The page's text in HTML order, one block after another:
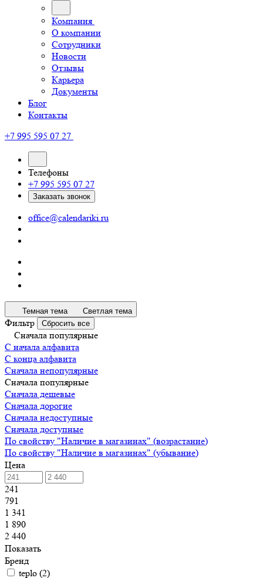
Компания
О компании
Сотрудники
Новости
Отзывы
Карьера
Документы
Блог
Контакты
+7 995 595 07 27
Телефоны
+7 995 595 07 27
Заказать звонок
office@calendariki.ru
Темная тема Светлая тема
Фильтр Сбросить все
Сначала популярные
С начала алфавита
С конца алфавита
Сначала непопулярные
Сначала популярные
Сначала дешевые
Сначала дорогие
Сначала недоступные
Сначала доступные
По свойству "Наличие в магазинах" (возрастание)
По свойству "Наличие в магазинах" (убывание)
Цена
241
791
1 341
1 890
2 440
Показать
Бренд
teplo (2)